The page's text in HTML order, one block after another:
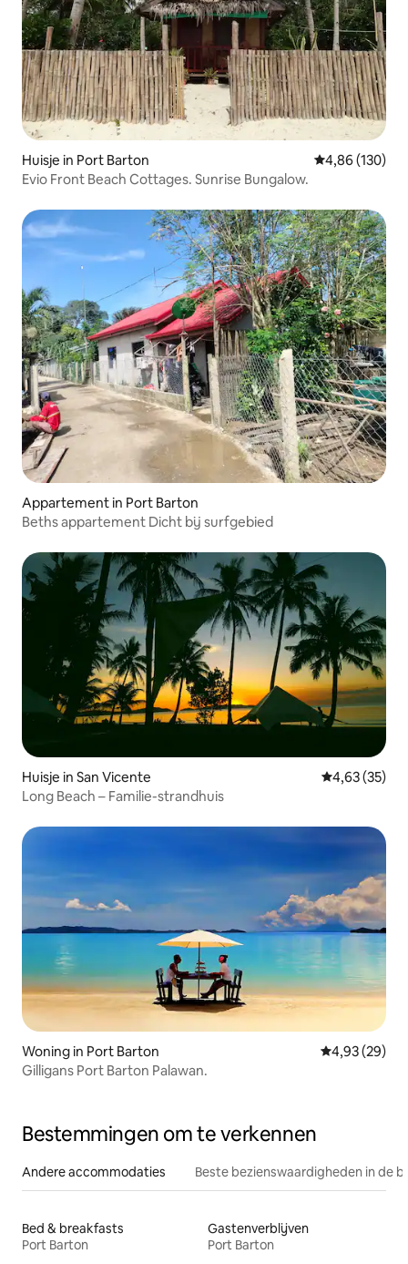
Huisje in Port Barton Gemiddelde
4,86 (130)
Evio Front Beach Cottages. Sunrise Bungalow.
Appartement in Port Barton
Beths appartement Dicht bij surfgebied
Huisje in San Vicente Gemiddelde
4,63 (35)
Long Beach – Familie-strandhuis
Woning in Port Barton Gemiddelde
4,93 (29)
Gilligans Port Barton Palawan.
Bestemmingen om te verkennen
Andere accommodaties Beste bezienswaardigheden in de
Bed & breakfasts
Port Barton
Gastenverblijven
Port Barton